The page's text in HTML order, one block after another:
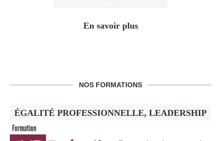
En savoir plus
NOS FORMATIONS
ÉGALITÉ PROFESSIONNELLE, LEADERSHIP